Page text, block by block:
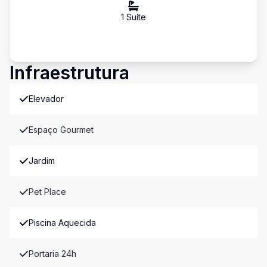
1 Suíte
Infraestrutura
Elevador
Espaço Gourmet
Jardim
Pet Place
Piscina Aquecida
Portaria 24h